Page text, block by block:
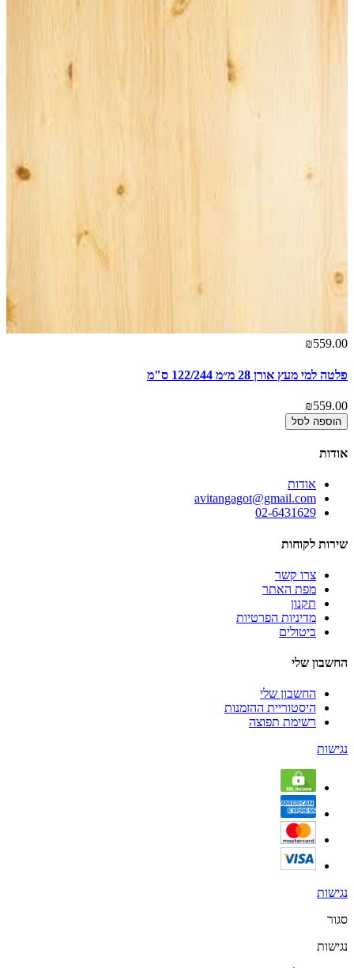
₪559.00
פלטה למי מעץ אורן 28 מ״מ 122/244 ס"מ
₪559.00
הוספה לסל
אודות
אודות
avitangagot@gmail.com
02-6431629
שירות לקוחות
צרו קשר
מפת האתר
תקנון
מדיניות הפרטיות
ביטולים
החשבון שלי
החשבון שלי
היסטוריית ההזמנות
רשימת תפוצה
נגישות
נגישות
סגור
נגישות